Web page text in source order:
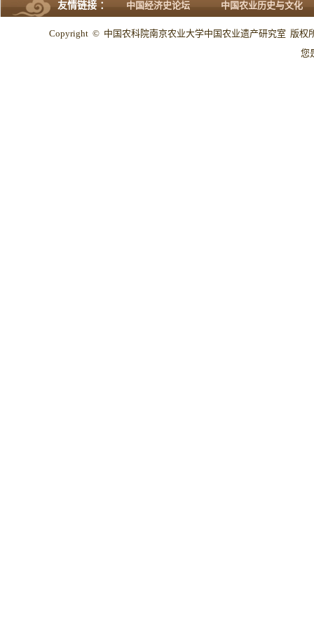
友情链接 ： 中国经济史论坛 中国农业历史与文化
Copyright © 中国农科院南京农业大学中国农业遗产研究室 版权
您